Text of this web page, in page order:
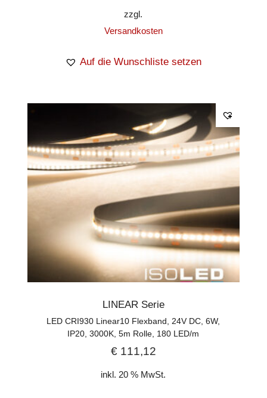
zzgl.
Versandkosten
Auf die Wunschliste setzen
LINEAR Serie
LED CRI930 Linear10 Flexband, 24V DC, 6W,
IP20, 3000K, 5m Rolle, 180 LED/m
€111,12
inkl. 20 % MwSt.